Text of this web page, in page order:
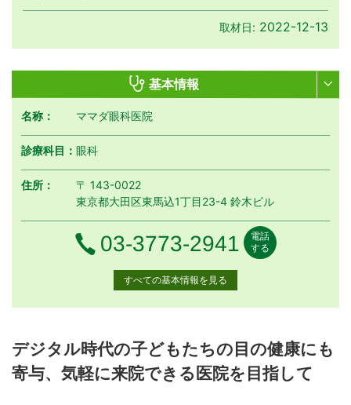
取材日: 2022-12-13
基本情報
名称： ママダ眼科医院
診療科目：眼科
住所：
〒 143-0022
東京都大田区東馬込1丁目23-4 鈴木ビル
電話番号
03-3773-2941
電話
する
すべての基本情報を見る
9:00 - 12:30
○ ○ ○ ● ○ ○ 休
休
15:00 - 18:30
○ ○ ○ ● ○ 休 休
デジタル時代の子どもたちの目の健康にも
寄与、気軽に来院できる医院を目指して